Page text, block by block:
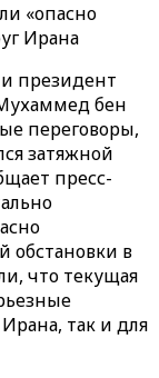
«опасно
Ирана
президент
бен
переговоры,
затяжной
пресс-
обстановки в
что текущая
так и для